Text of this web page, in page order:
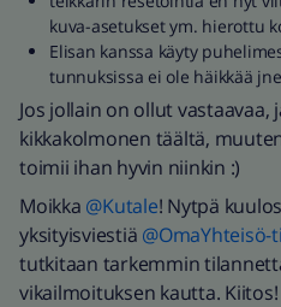
kuva-asetukset ym. hierottu
Elisan kanssa käyty
tunnuksissa ei ole häikkää
Jos jollain on ollut vastaavaa,
kikkakolmonen täältä,
toimii ihan hyvin niinkin :)
Moikka @Kutale! Nytpä
yksityisviestiä @OmaYhteisö-
tutkitaan tarkemmin
vikailmoituksen kautta. Kiitos!